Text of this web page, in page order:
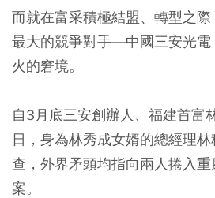
而就在富采積極結盟、轉型之際
最大的競爭對手—中國三安光電
火的窘境。
自3月底三安創辦人、福建首富
日，身為林秀成女婿的總經理
查，外界矛頭均指向兩人捲入
案。